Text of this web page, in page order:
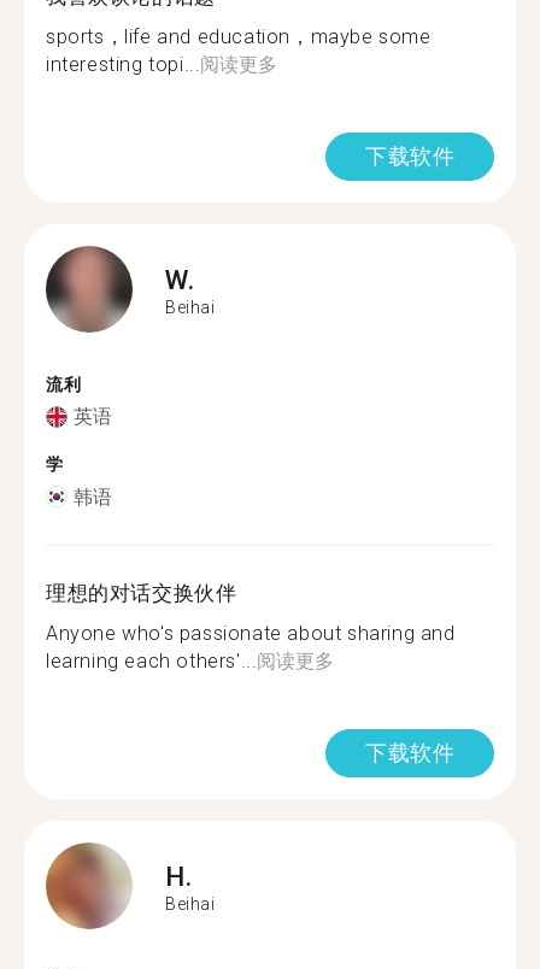
sports，life and education，maybe some
interesting topi... 阅读更多
下载软件
W.
Beihai
流利
英语
学
韩语
理想的对话交换伙伴
Anyone who's passionate about sharing and
learning each others'... 阅读更多
下载软件
H.
Beihai